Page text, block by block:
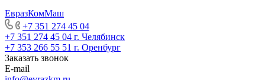
ЕвразКомМаш
+7 351 274 45 04
+7 351 274 45 04 г. Челябинск
+7 353 266 55 51 г. Оренбург
Заказать звонок
E-mail